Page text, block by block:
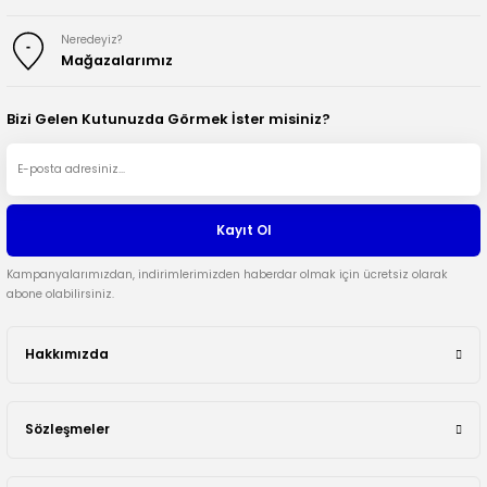
Neredeyiz?
Mağazalarımız
Hakkımızda
Sözleşmeler
Bizi Gelen Kutunuzda Görmek İster misiniz?
Kayıt Ol
Kampanyalarımızdan, indirimlerimizden haberdar olmak için ücretsiz olarak
abone olabilirsiniz.